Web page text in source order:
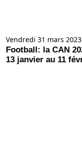
Vendredi 31 mars 2023
Football: la CAN
13 janvier au 11